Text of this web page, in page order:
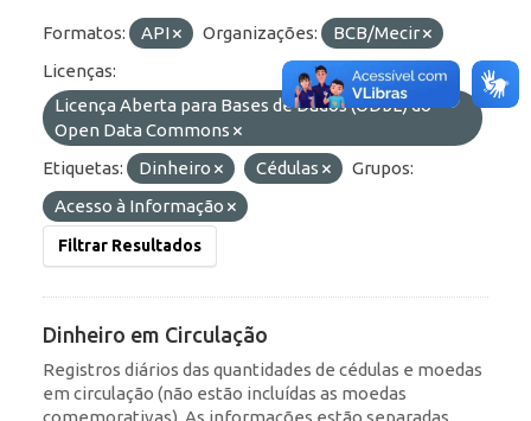
Formatos: API Organizações:
BCB/Mecir
Licenças:
Licença Aberta para Bases de Dados (ODbL) do
Open Data Commons
Etiquetas:
Dinheiro Cédulas
Grupos:
Acesso à Informação
Filtrar Resultados
Dinheiro em Circulação
Registros diários das quantidades de cédulas e moedas
em circulação (não estão incluídas as moedas